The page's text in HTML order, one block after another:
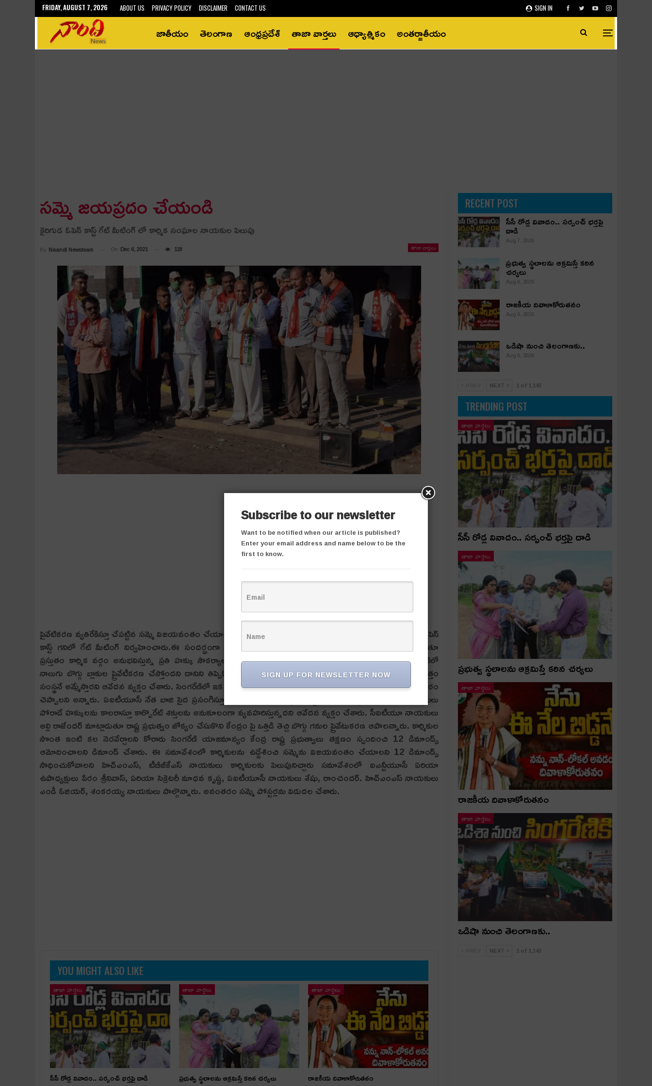
SIGN IN
FRIDAY, AUGUST 7, 2026 ABOUT US PRIVACY POLICY DISCLAIMER CONTACT US
జాతీయం తెలంగాణ ఆంధ్రప్రదేశ్‌ తాజా వార్తలు ఆధ్యాత్మికం అంతర్జాతీయం
సమ్మె జయప్రదం చేయండి
కైరిగుడ ఓపెన్ కాస్ట్ గేట్ మీటింగ్ లో కార్మిక సంఘాల నాయకుల పిలుపు
తాజా వార్తలు
By Naandi Newsteam On Dec 6, 2021 118
పైవేటికరణ వ్యతిరేకిస్తూ చేపట్టిన సమ్మె విజయవంతం చేయాలని జేఏసీ నాయకులు పిలుపునిచ్చారు. బెల్లంపల్లి ఏరియా కైరిగుడ ఓపెన్
కాస్ట్ గనిలో గేట్ మీటింగ్ నిర్వహించారు.ఈ సందర్భంగా ఐన్టీయూసీ సీనియర్ ఉపాదక్షుడు సిద్దంశేట్టి రాజమౌళి మాట్లాడుతూ
ప్రస్తుతం కార్మిక వర్గం అనుభవిస్తున్న ప్రతి హక్కు సౌకర్యాలు కార్మికుల పోరాట ఫలితమే అన్నారు. మోడీ ప్రభుత్వం సింగరేణిలో
నాలుగు బొగ్గు బ్లాకుల ప్రైవేటీకరణ చేస్తోందని దానిని తిప్పికొట్టాలని అన్నారు. ఇప్పుడు నాలుగు బ్లాకులే అని ఊరుకుంటే మొత్తం
సంస్థనే అమ్మేస్తారని ఆవేదన వ్యక్తం చేశారు. సింగరేణిలో ఇక ఏ హక్కులు ఉండవని అన్నారు. సమ్మె ద్వారానే పాలకులకు గుణపాఠం
చెప్పాలని అన్నారు. ఏఐటీయూసీ నేత బాజి సైద ప్రసంగిస్తూ మోడీ ప్రభుత్వం కార్మిక చట్టాలను మారుస్తోన్నది అన్నారు. కార్మికులు
పోరాడే హక్కులను కాలరాస్తూ కార్పొరేట్ శక్తులకు అనుకూలంగా వ్యవహరిస్తున్నదని ఆవేదన వ్యక్తం చేశారు. సీఐటీయూ నాయకులు
అల్లి రాజేందర్ మాట్లాడుతూ రాష్ట్ర ప్రభుత్వం జోక్యం చేసుకొని కేంద్రం పై ఒత్తిడి తెచ్చి బొగ్గు గనుల ప్రైవేటుకరణ ఆపాలన్నారు. కార్మికుల
సొంత ఇంటి కల నెరవేర్చాలని కోరారు సింగరేణి యాజమాన్యం కేంద్ర రాష్ట్ర ప్రభుత్వాలు తక్షణం స్పందించి 12 డిమాండ్స్
ఆమోదించాలని డిమాండ్ చేశారు. ఈ సమావేశంలో కార్మికులను ఉద్దేశించి సమ్మెను విజయవంతం చేయాలని 12 డిమాండ్స్
సాధించుకోవాలని హెచ్ఎంఎస్, టీబీజీకేఎస్ నాయకులు కార్మికులకు పిలుపునిచ్చారు సమావేశంలో ఐఎన్టీయూసీ ఏరియా
ఉపాధ్యక్షులు పేరం శ్రీనివాస్, ఏరియా సెక్రెటరీ మాధవ కృష్ణ, ఏఐటీయూసీ నాయకులు శేషు, రాంచందర్. హెచ్ఎంఎస్ నాయకులు
ఎండీ ఓజియర్, శంకరయ్య నాయకులు పాల్గొన్నారు. అనంతరం సమ్మె పోస్టర్లను విడుదల చేశారు.
YOU MIGHT ALSO LIKE
తాజా వార్తలు
సీసీ రోడ్ల వివాదం.. స‌ర్పంచ్ భ‌ర్త‌పై దాడి
తాజా వార్తలు
ప్రభుత్వ స్థలాలను ఆక్రమిస్తే కఠిన చర్యలు
తాజా వార్తలు
రాజకీయ దివాళాకోరుతనం
RECENT POST
సీసీ రోడ్ల వివాదం.. స‌ర్పంచ్ భ‌ర్త‌పై
దాడి
Aug 7, 2026
ప్రభుత్వ స్థలాలను ఆక్రమిస్తే కఠిన
చర్యలు
Aug 6, 2026
రాజకీయ దివాళాకోరుతనం
Aug 6, 2026
ఒడిషా నుంచి తెలంగాణ‌కు..
Aug 6, 2026
NEXT 1 of 1,143
TRENDING POST
తాజా వార్తలు
సీసీ రోడ్ల వివాదం.. స‌ర్పంచ్ భ‌ర్త‌పై దాడి
తాజా వార్తలు
ప్రభుత్వ స్థలాలను ఆక్రమిస్తే కఠిన చర్యలు
తాజా వార్తలు
రాజకీయ దివాళాకోరుతనం
తాజా వార్తలు
ఒడిషా నుంచి తెలంగాణ‌కు..
NEXT 1 of 1,143
Subscribe to our newsletter
Want to be notified when our article is published?
Enter your email address and name below to be the
first to know.
SIGN UP FOR NEWSLETTER NOW